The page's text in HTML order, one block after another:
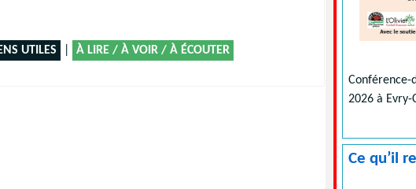
UTILES À LIRE / À VOIR / À ÉCOUTER
Conférence-
2026 à Evry-
Ce qu’il